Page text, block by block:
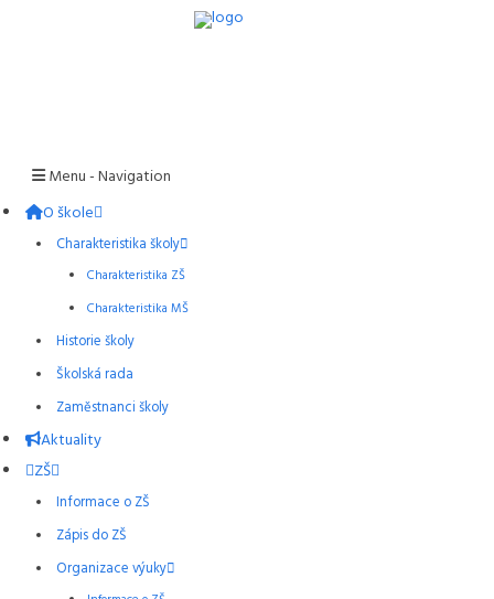
Menu -Navigation
O škole
Charakteristika školy
Charakteristika ZŠ
Charakteristika MŠ
Historie školy
Školská rada
Zaměstnanci školy
Aktuality
ZŠ
Informace o ZŠ
Zápis do ZŠ
Organizace výuky